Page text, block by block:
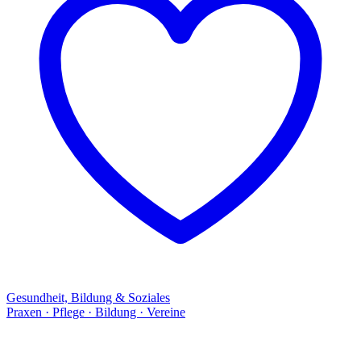
Gesundheit, Bildung & Soziales
Praxen · Pflege · Bildung · Vereine